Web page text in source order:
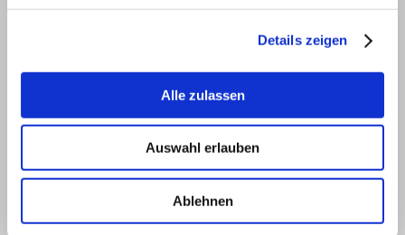
Details zeigen
Alle zulassen
Auswahl erlauben
Ablehnen
Gießhübl“ Erneute Auslegung
211008 B-Plan Gießhübl Begründung_ern. E[...]
211008 B-Plan Gießhübl_ern Entwurf_compr[...]
PDF-Dokument [722.2 KB]
PDF-Dokument [1.1 MB]